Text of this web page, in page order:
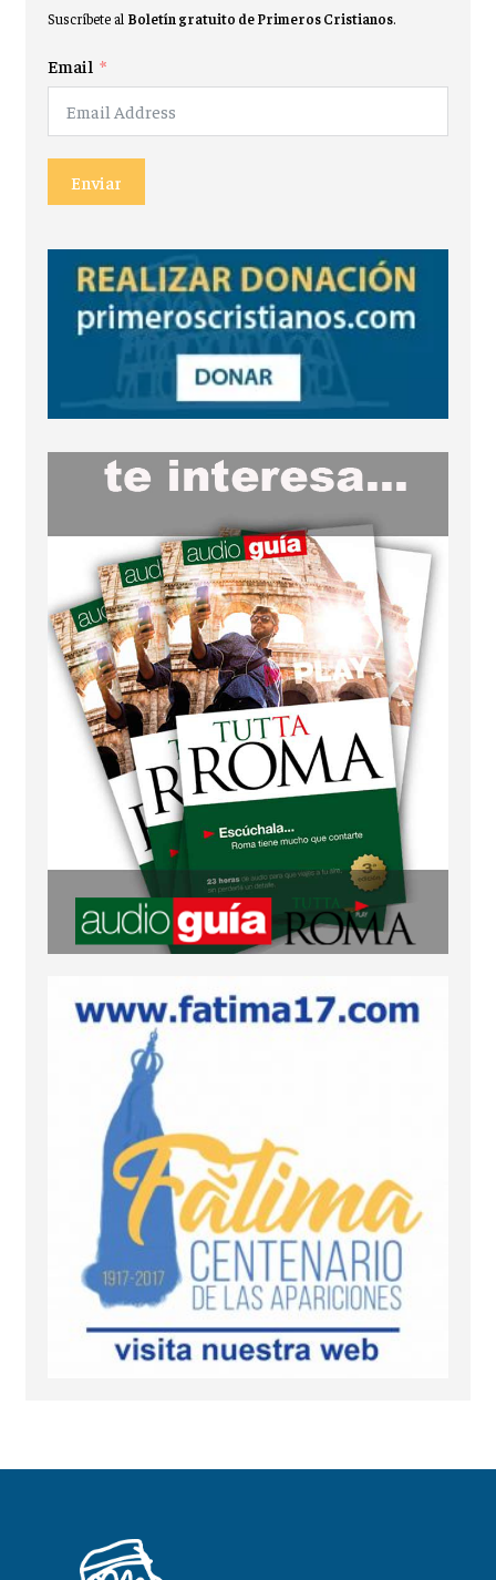
Suscríbete al Boletín gratuito de Primeros Cristianos.
Email
Enviar